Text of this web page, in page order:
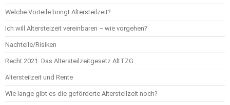
Welche Vorteile bringt Altersteilzeit?
Ich will Altersteizeit vereinbaren – wie vorgehen?
Nachteile/Risiken
Recht 2021: Das Altersteilzeitgesetz AltTZG
Altersteilzeit und Rente
Wie lange gibt es die geförderte Altersteilzeit noch?